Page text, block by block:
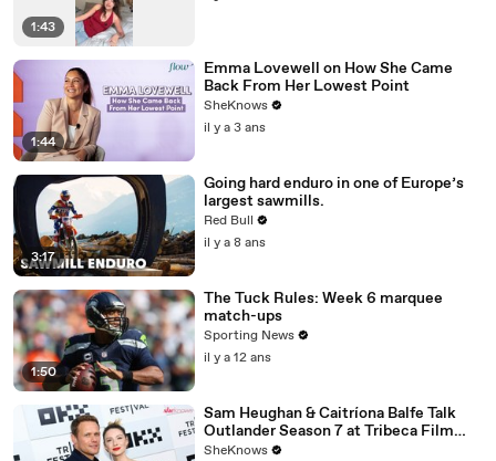
1:43
1:44
Emma Lovewell on How She Came
Back From Her Lowest Point
SheKnows
il y a 3 ans
3:17
Going hard enduro in one of Europe’s
largest sawmills.
Red Bull
il y a 8 ans
1:50
The Tuck Rules: Week 6 marquee
match-ups
Sporting News
il y a 12 ans
Sam Heughan & Caitríona Balfe Talk
Outlander Season 7 at Tribeca Film
Festival Premiere
SheKnows